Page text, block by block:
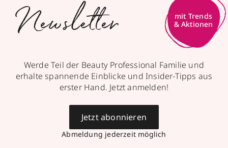
Newsletter
mit Trends
& Aktionen
Werde Teil der Beauty Professional Familie und
erhalte spannende Einblicke und Insider-Tipps aus
erster Hand. Jetzt anmelden!
Abmeldung jederzeit möglich
Jetzt abonnieren